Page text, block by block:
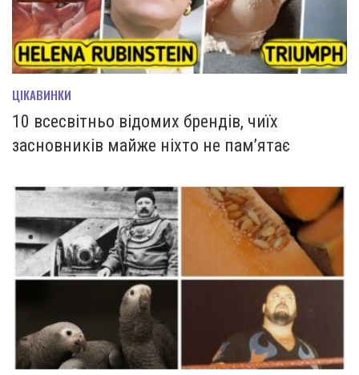
ЦІКАВИНКИ
10 всесвітньо відомих брендів, чиїх
засновників майже ніхто не пам’ятає